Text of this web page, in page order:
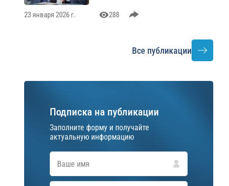
23 января 2026 г. 288
Все публикации
Подписка на публикации
Заполните форму и получайте
актуальную информацию